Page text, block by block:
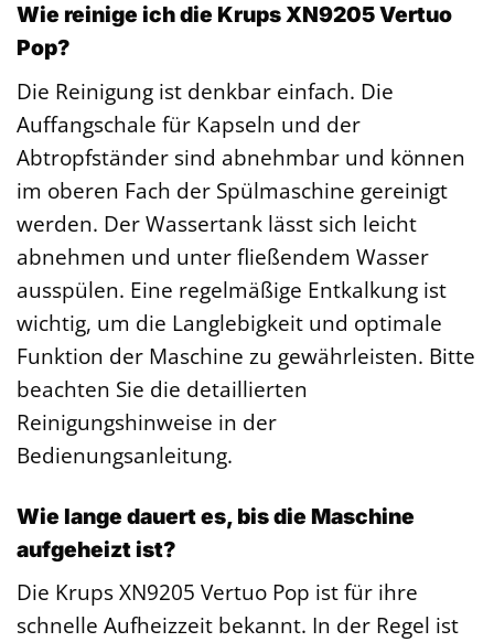
Wie reinige ich die Krups XN9205 Vertuo
Pop?
Die Reinigung ist denkbar einfach. Die
Auffangschale für Kapseln und der
Abtropfständer sind abnehmbar und können
im oberen Fach der Spülmaschine gereinigt
werden. Der Wassertank lässt sich leicht
abnehmen und unter fließendem Wasser
ausspülen. Eine regelmäßige Entkalkung ist
wichtig, um die Langlebigkeit und optimale
Funktion der Maschine zu gewährleisten. Bitte
beachten Sie die detaillierten
Reinigungshinweise in der
Bedienungsanleitung.
Wie lange dauert es, bis die Maschine
aufgeheizt ist?
Die Krups XN9205 Vertuo Pop ist für ihre
schnelle Aufheizzeit bekannt. In der Regel ist